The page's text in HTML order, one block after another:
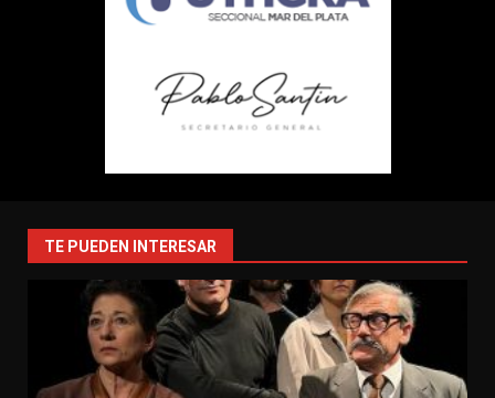
TE PUEDEN INTERESAR